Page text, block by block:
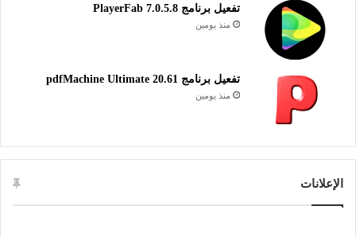
تفعيل برنامج PlayerFab 7.0.5.8
منذ يومين
تفعيل برنامج pdfMachine Ultimate 20.61
منذ يومين
الإعلانات